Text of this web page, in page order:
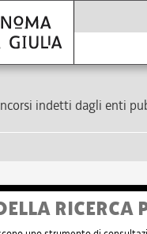
indetti dagli enti
RICERCA